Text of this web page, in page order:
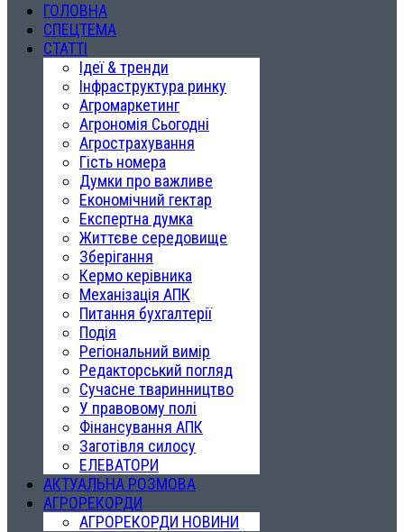
ГОЛОВНА
СПЕЦТЕМА
СТАТТІ
Ідеї & тренди
Інфраструктура ринку
Агромаркетинг
Агрономія Сьогодні
Агрострахування
Гість номера
Думки про важливе
Економічний гектар
Експертна думка
Життєве середовище
Зберігання
Кермо керівника
Механізація АПК
Питання бухгалтерії
Подія
Регіональний вимір
Редакторський погляд
Сучасне тваринництво
У правовому полі
Фінансування АПК
Заготівля силосу
ЕЛЕВАТОРИ
АКТУАЛЬНА РОЗМОВА
АГРОРЕКОРДИ
АГРОРЕКОРДИ НОВИНИ